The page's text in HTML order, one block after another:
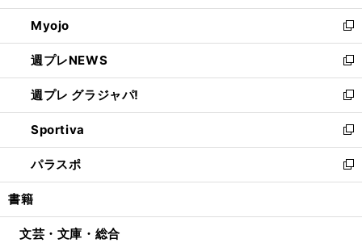
開
く
ウ
で
開
く
ン
ド
ウ
で
開
く
ウ
ィ
ン
ド
ウ
で
開
く
Myojo
新
し
い
ウ
ィ
ン
ド
ウ
で
開
週プレNEWS
新
し
い
ウ
ィ
ン
ド
ウ
開
週プレ グラジャパ!
新
し
い
ウ
ィ
ン
ウ
Sportiva
新
し
い
ウ
ン
パラスポ
新
し
ウ
書籍
文芸・文庫・総合